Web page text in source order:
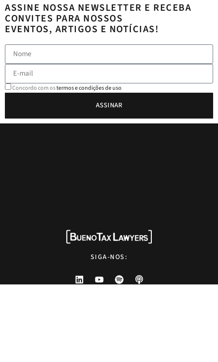
ASSINE NOSSA NEWSLETTER E RECEBA
CONVITES PARA NOSSOS
EVENTOS, ARTIGOS E NOTÍCIAS!
Concordo com ostermos e condições de uso
ASSINAR
SIGA-NOS: